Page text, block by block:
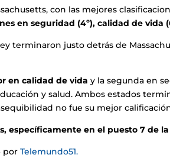
con las mejores
en seguridad (4º), calidad de vida
terminaron justo detrás de
en calidad de vida y la segunda en
y salud. Ambos estados
no fue su mejor
específicamente en el puesto 7 de
por Telemundo51.